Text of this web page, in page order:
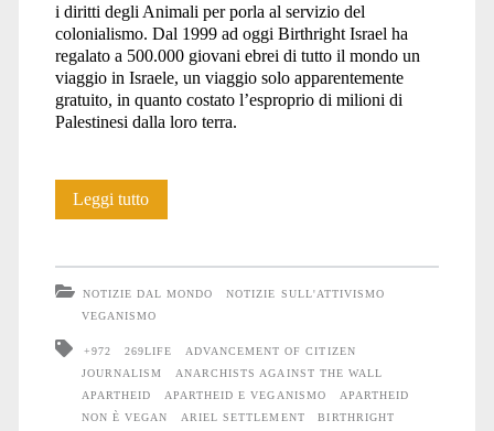
i diritti degli Animali per porla al servizio del
colonialismo. Dal 1999 ad oggi Birthright Israel ha
regalato a 500.000 giovani ebrei di tutto il mondo un
viaggio in Israele, un viaggio solo apparentemente
gratuito, in quanto costato l’esproprio di milioni di
Palestinesi dalla loro terra.
Leggi tuttoL’apartheid
vegano
NOTIZIE DAL MONDO
NOTIZIE SULL'ATTIVISMO
VEGANISMO
+972 269LIFE
ADVANCEMENT OF CITIZEN
JOURNALISM
ANARCHISTS AGAINST THE WALL
APARTHEID
APARTHEID E VEGANISMO
APARTHEID
NON È VEGAN
ARIEL SETTLEMENT
BIRTHRIGHT